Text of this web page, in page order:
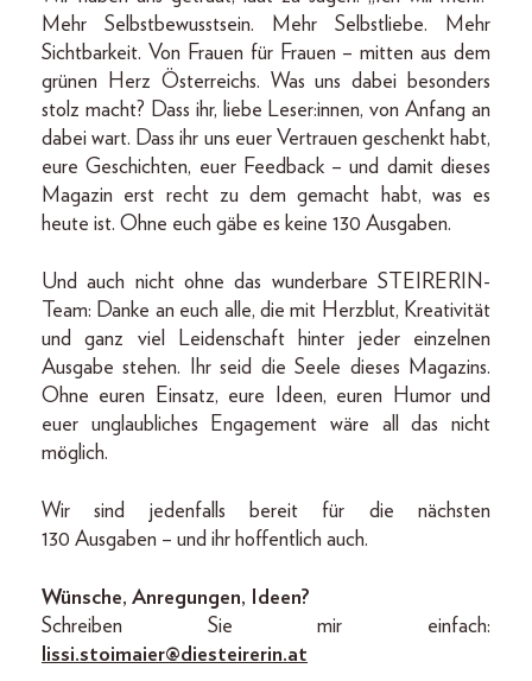
Mehr Selbstbewusstsein. Mehr Selbstliebe. Mehr
Sichtbarkeit. Von Frauen für Frauen – mitten aus dem
grünen Herz Österreichs. Was uns dabei besonders
stolz macht? Dass ihr, liebe Leser:innen, von Anfang an
dabei wart. Dass ihr uns euer Vertrauen geschenkt habt,
eure Geschichten, euer Feedback – und damit dieses
Magazin erst recht zu dem gemacht habt, was es
heute ist. Ohne euch gäbe es keine 130 Ausgaben.
Und auch nicht ohne das wunderbare ­STEIRERIN-
Team: Danke an euch alle, die mit Herzblut, Kreativität
und ganz viel Leidenschaft hinter jeder einzelnen
Ausgabe stehen. Ihr seid die Seele dieses Magazins.
Ohne euren Einsatz, eure Ideen, euren Humor und
euer unglaubliches Engagement wäre all das nicht
möglich.
Wir sind jedenfalls bereit für die nächsten
130 Ausgaben – und ihr hoffentlich auch.
Wünsche, Anregungen, Ideen?
Schreiben Sie mir einfach:
lissi.stoimaier@diesteirerin.at